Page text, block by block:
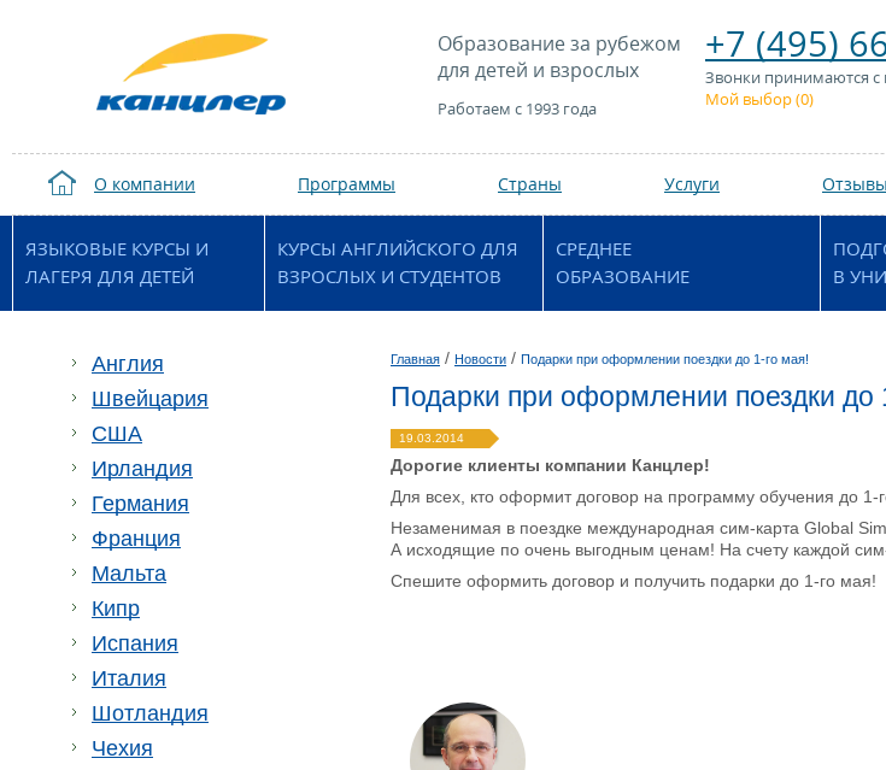
Образование за рубежом
для детей и взрослых
Работаем с 1993 года
+7 (495)
Звонки принимаются с
Мой выбор (0)
О компании Программы Страны Услуги Отзывы
ЯЗЫКОВЫЕ КУРСЫ И
ЛАГЕРЯ ДЛЯ ДЕТЕЙ
КУРСЫ АНГЛИЙСКОГО ДЛЯ
ВЗРОСЛЫХ И СТУДЕНТОВ
СРЕДНЕЕ
ОБРАЗОВАНИЕ
В
Англия
Швейцария
США
Ирландия
Германия
Франция
Мальта
Кипр
Испания
Италия
Шотландия
Чехия
Главная / Новости / Подарки при оформлении поездки до 1-го мая!
Подарки при оформлении поездки до
19.03.2014
Дорогие клиенты компании Канцлер!
Для всех, кто оформит договор на программу обучения до
Незаменимая в поездке международная сим-карта Global
А исходящие по очень выгодным ценам! На счету каждой
Спешите оформить договор и получить подарки до 1-го мая!